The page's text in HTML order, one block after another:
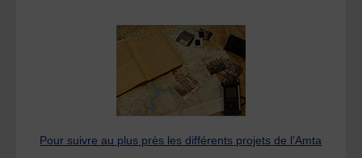
Pour suivre au plus près les différents projets de l’Amta